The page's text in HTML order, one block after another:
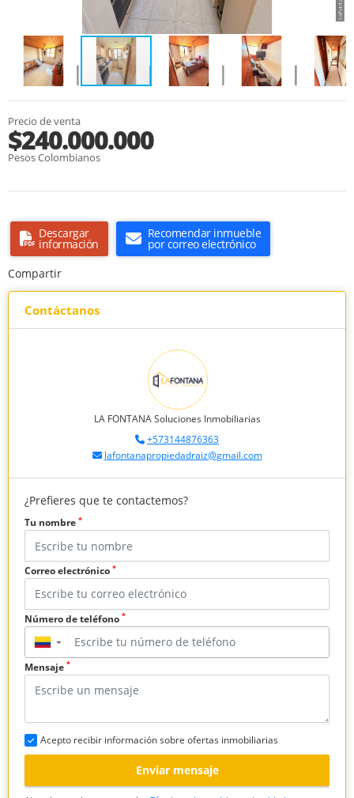
Precio de venta
$240.000.000
Pesos Colombianos
Descargar
información
Recomendar inmueble
por correo electrónico
Compartir
Contáctanos
LA FONTANA Soluciones Inmobiliarias
+573144876363
lafontanapropiedadraiz@gmail.com
¿Prefieres que te contactemos?
Tu nombre *
Correo electrónico *
Número de teléfono *
▼
Mensaje *
Acepto recibir información sobre ofertas inmobiliarias
Enviar mensaje